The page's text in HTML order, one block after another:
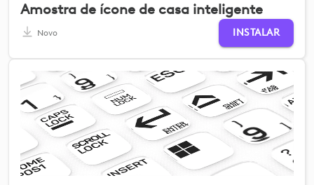
Amostra de ícone de casa inteligente
Novo INSTALAR